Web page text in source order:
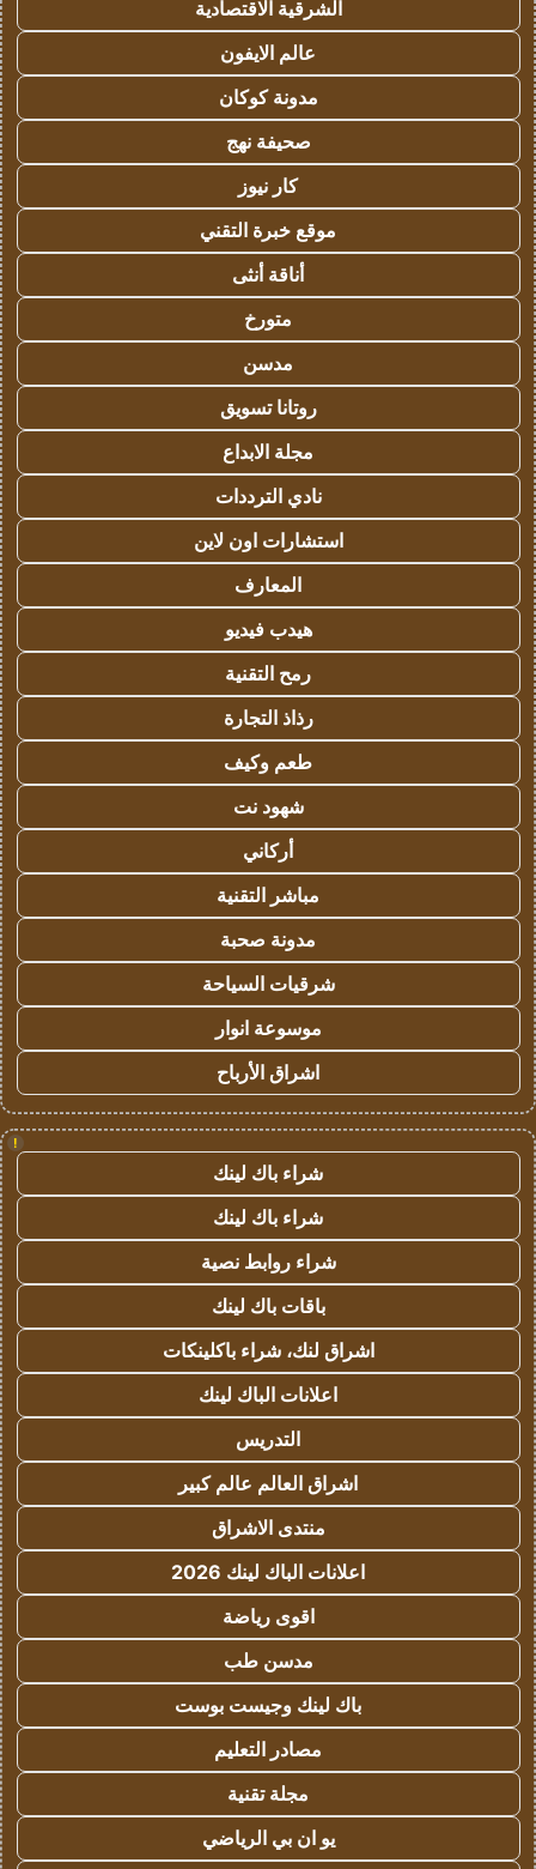
الشرقية الاقتصادية
عالم الايفون
مدونة كوكان
صحيفة نهج
كار نيوز
موقع خبرة التقني
أناقة أنثى
متورخ
مدسن
روتانا تسويق
مجلة الابداع
نادي الترددات
استشارات اون لاين
المعارف
هيدب فيديو
رمح التقنية
رذاذ التجارة
طعم وكيف
شهود نت
أركاني
مباشر التقنية
مدونة صحبة
شرقيات السياحة
موسوعة انوار
اشراق الأرباح
!
شراء باك لينك
شراء باك لينك
شراء روابط نصية
باقات باك لينك
اشراق لنك، شراء باكلينكات
اعلانات الباك لينك
التدريس
اشراق العالم عالم كبير
منتدى الاشراق
اعلانات الباك لينك 2026
اقوى رياضة
مدسن طب
باك لينك وجيست بوست
مصادر التعليم
مجلة تقنية
يو ان بي الرياضي